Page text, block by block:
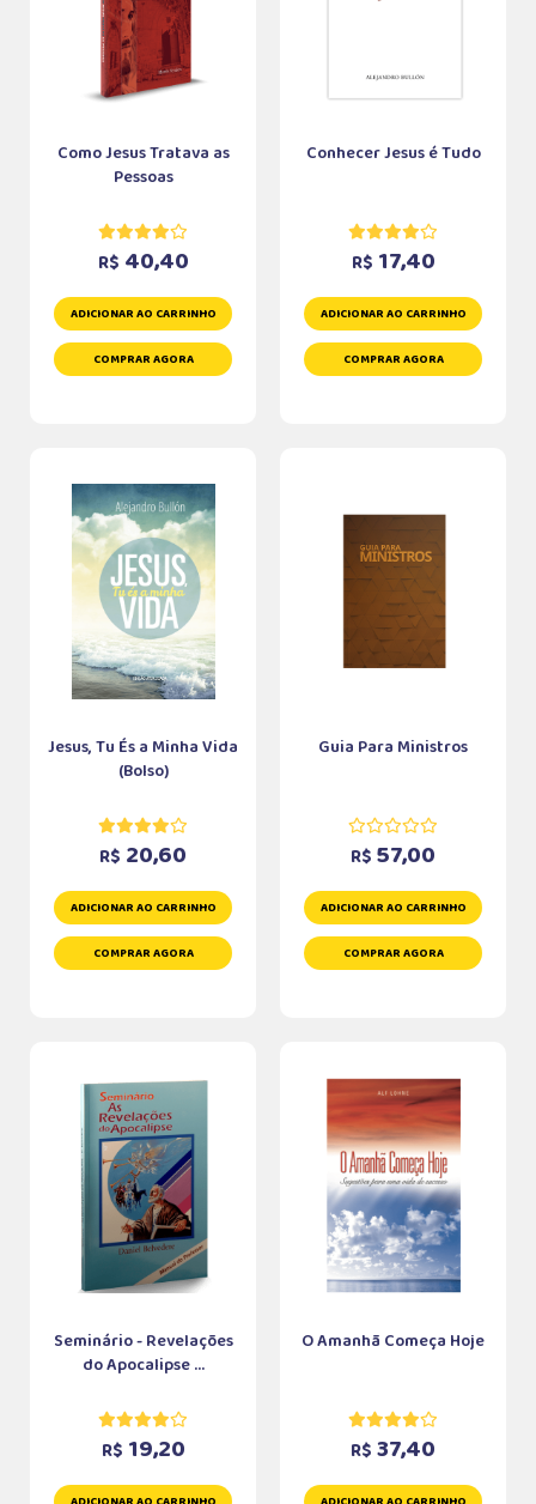
Como Jesus Tratava as
Pessoas
R$ 40,40
ADICIONAR AO CARRINHO
COMPRAR AGORA
Conhecer Jesus é Tudo
R$ 17,40
ADICIONAR AO CARRINHO
COMPRAR AGORA
Jesus, Tu És a Minha Vida
(Bolso)
R$ 20,60
ADICIONAR AO CARRINHO
COMPRAR AGORA
Guia Para Ministros
R$ 57,00
ADICIONAR AO CARRINHO
COMPRAR AGORA
Seminário - Revelações
do Apocalipse ...
R$ 19,20
O Amanhã Começa Hoje
R$ 37,40